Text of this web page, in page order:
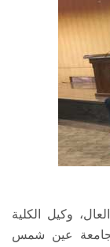
وكيل الكلية
بجامعة عين شمس